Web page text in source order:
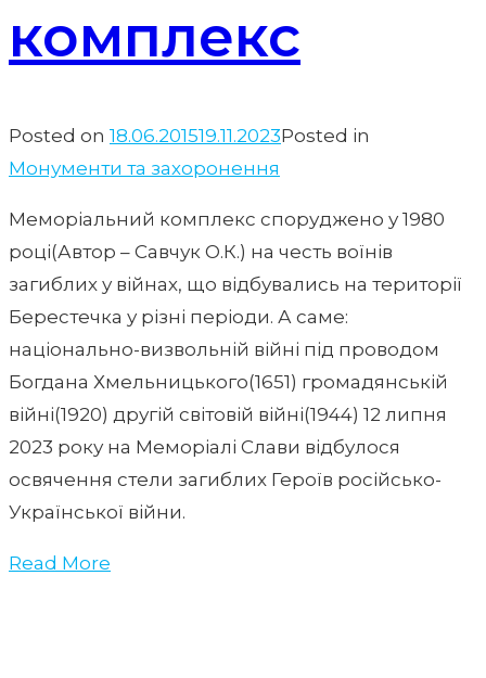
комплекс
Posted on 18.06.201519.11.2023Posted in
Монументи та захоронення
Меморіальний комплекс споруджено у 1980
році(Автор – Савчук О.К.) на честь воїнів
загиблих у війнах, що відбувались на території
Берестечка у різні періоди. А саме:
національно-визвольній війні під проводом
Богдана Хмельницького(1651) громадянській
війні(1920) другій світовій війні(1944) 12 липня
2023 року на Меморіалі Слави відбулося
освячення стели загиблих Героїв російсько-
Української війни.
Read More